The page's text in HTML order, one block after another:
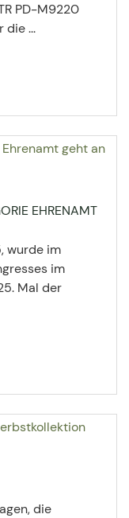
PD-M9220
die ...
EHRENAMT
wurde im
im
Mal der
die